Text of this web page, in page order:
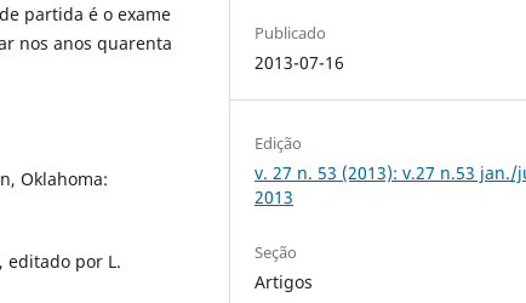
partida é o exame
nos anos quarenta
Oklahoma:
, editado por L.
Publicado
2013-07-16
Edição
v. 27 n. 53 (2013): v.27 n.53 jan./
2013
Seção
Artigos